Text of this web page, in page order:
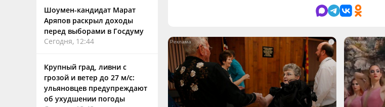
Шоумен-кандидат Марат
Аряпов раскрыл доходы
перед выборами в Госдуму
Сегодня, 12:44
Крупный град, ливни с
грозой и ветер до 27 м/с:
ульяновцев предупреждают
об ухудшении погоды
i